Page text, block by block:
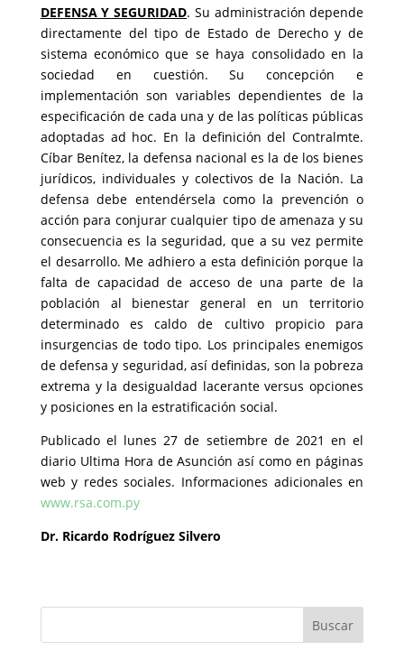
DEFENSA Y SEGURIDAD. Su administración depende
directamente del tipo de Estado de Derecho y de
sistema económico que se haya consolidado en la
sociedad en cuestión. Su concepción e
implementación son variables dependientes de la
especificación de cada una y de las políticas públicas
adoptadas ad hoc. En la definición del Contralmte.
Cíbar Benítez, la defensa nacional es la de los bienes
jurídicos, individuales y colectivos de la Nación. La
defensa debe entendérsela como la prevención o
acción para conjurar cualquier tipo de amenaza y su
consecuencia es la seguridad, que a su vez permite
el desarrollo. Me adhiero a esta definición porque la
falta de capacidad de acceso de una parte de la
población al bienestar general en un territorio
determinado es caldo de cultivo propicio para
insurgencias de todo tipo. Los principales enemigos
de defensa y seguridad, así definidas, son la pobreza
extrema y la desigualdad lacerante versus opciones
y posiciones en la estratificación social.
Publicado el lunes 27 de setiembre de 2021 en el
diario Ultima Hora de Asunción así como en páginas
web y redes sociales. Informaciones adicionales en
www.rsa.com.py
Dr. Ricardo Rodríguez Silvero